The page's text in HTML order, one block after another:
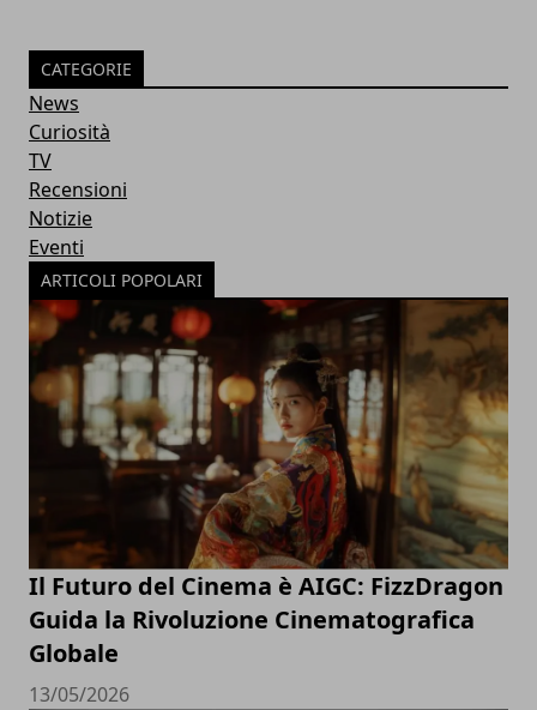
CATEGORIE
News
Curiosità
TV
Recensioni
Notizie
Eventi
ARTICOLI POPOLARI
Il Futuro del Cinema è AIGC: FizzDragon
Guida la Rivoluzione Cinematografica
Globale
13/05/2026